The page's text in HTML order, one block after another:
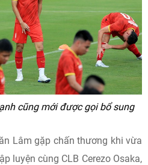
cũng mới được gọi bổ sung
Lâm gặp chấn thương khi vừa
luyện cùng CLB Cerezo Osaka,